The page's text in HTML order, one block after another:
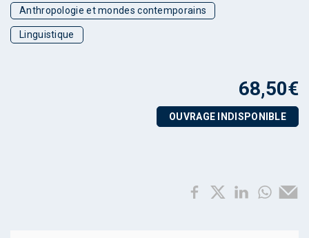
Anthropologie et mondes contemporains
Linguistique
68,50€
OUVRAGE INDISPONIBLE